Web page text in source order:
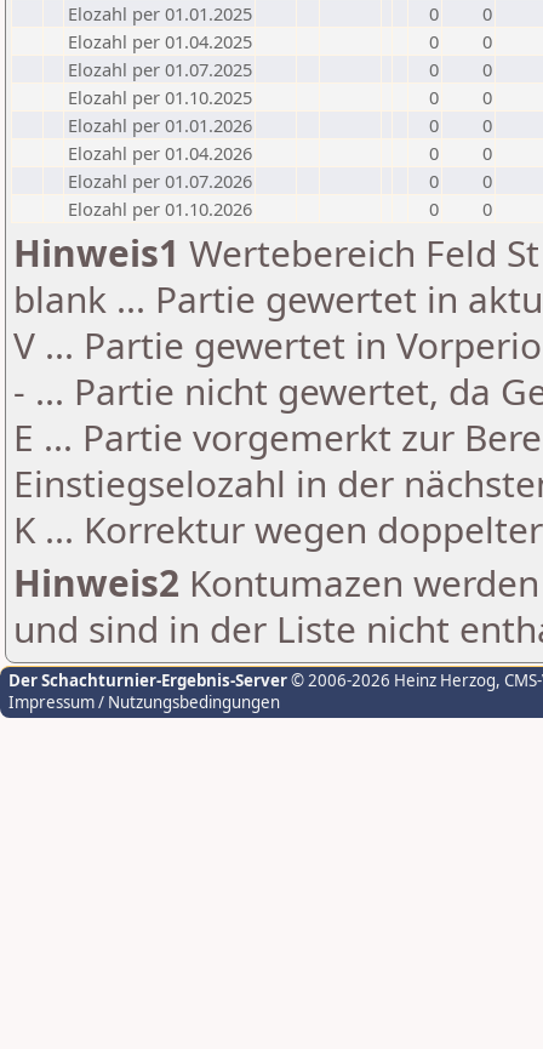
Elozahl per 01.01.2025
0
0
Elozahl per 01.04.2025
0
0
Elozahl per 01.07.2025
0
0
Elozahl per 01.10.2025
0
0
Elozahl per 01.01.2026
0
0
Elozahl per 01.04.2026
0
0
Elozahl per 01.07.2026
0
0
Elozahl per 01.10.2026
0 0
Hinweis1 Wertebereich Feld
blank ... Partie gewertet in
V ... Partie gewertet in
- ... Partie nicht gewertet, da
E ... Partie vorgemerkt zur
Einstiegselozahl in der
K ... Korrektur wegen
Hinweis2 Kontumazen
und sind in der Liste nicht
Der Schachturnier-Ergebnis-Server© 2006-2026 Heinz Herzog,
Impressum / Nutzungsbedingungen